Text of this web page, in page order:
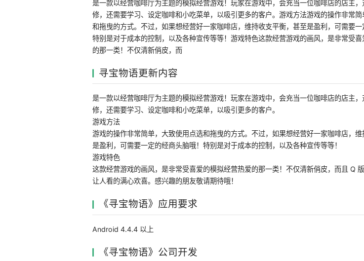
是一款以经营咖啡厅为主题的模拟经营游戏！玩家在游戏中，会充当一位咖啡店的店主
修，还需要学习、设定咖啡和小吃菜单，以吸引更多的客户。游戏方法游戏的操作非常
和拖曳的方式。不过，如果想经营好一家咖啡店，维持收支平衡，甚至是盈利，可需要一
特别是对于成本的控制，以及各种宣传等等！游戏特色这款经营游戏的画风，是非常受
的那一类！不仅清新俏皮，而
寻宝物语更新内容
是一款以经营咖啡厅为主题的模拟经营游戏！玩家在游戏中，会充当一位咖啡店的店主
修，还需要学习、设定咖啡和小吃菜单，以吸引更多的客户。
游戏方法
游戏的操作非常简单，大致使用点选和拖曳的方式。不过，如果想经营好一家咖啡店，
是盈利，可需要一定的经商头脑哦！特别是对于成本的控制，以及各种宣传等等！
游戏特色
这款经营游戏的画风，是非常受喜爱的模拟经营热爱的那一类！不仅清新俏皮，而且 Q 版
让人看的满心欢喜。感兴趣的朋友敬请期待哦！
《寻宝物语》应用要求
Android 4.4.4 以上
《寻宝物语》公司开发